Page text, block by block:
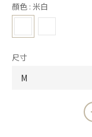
顏色 : 米白
尺寸